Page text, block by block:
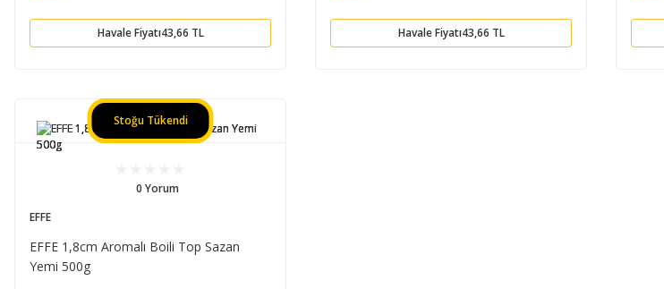
Havale Fiyatı43,66 TL Havale Fiyatı43,66 TL
Stoğu Tükendi
0 Yorum
EFFE
EFFE 1,8cm Aromalı Boili Top Sazan
Yemi 500g